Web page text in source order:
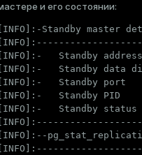
и его состоянии:
[INFO]:-Standby master
[INFO]:-   Standby
[INFO]:-   Standby data
[INFO]:-   Standby
[INFO]:-   Standby PID
[INFO]:-   Standby
[INFO]:--